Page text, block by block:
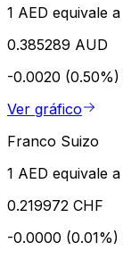
1 AED equivale a
0.385289 AUD
-0.0020 (0.50%)
Ver gráfico
Franco Suizo
1 AED equivale a
0.219972 CHF
-0.0000 (0.01%)